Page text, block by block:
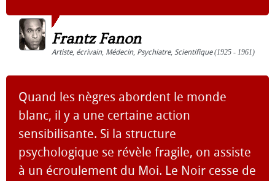
Frantz Fanon
Artiste, écrivain, Médecin, Psychiatre, Scientifique(1925 - 1961)
Quand les nègres abordent le monde
blanc, il y a une certaine action
sensibilisante. Si la structure
psychologique se révèle fragile, on assiste
à un écroulement du Moi. Le Noir cesse de